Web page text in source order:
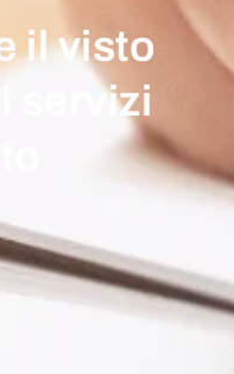
il visto
servizi